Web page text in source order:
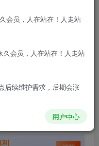
网络资源具有极快的可复制性，
第一时间联系我们删
习和交流，请勿用于商业
间联系我们删除！
会员，人在站在！人走站
会员，人在站在！人走站
后续维护需求，后期会涨
用户中心